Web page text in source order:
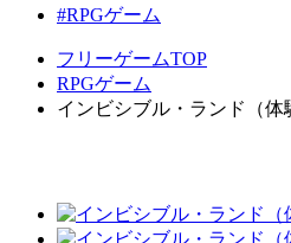
#RPGゲーム
フリーゲームTOP
RPGゲーム
インビシブル・ランド（体